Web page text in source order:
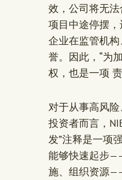
效，公司将无
项目中途停摆
企业在监管机
誉。因此，“为
权，也是一项 责
对于从事高风
投资者而言，
发”注释是一项
能够快速起步
施、组织资源